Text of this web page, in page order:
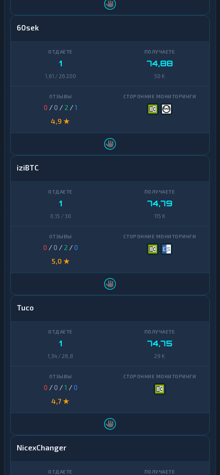
60sek
1
1,61 / 26 200
74,88
50 K
0 / 0 / 2 /1
4,9 ★
iziBTC
1
0,15 / 30
74,79
115 K
0 / 0 / 2 /0
5,0 ★
Tuco
1
1,34 / 26,8
74,75
29 K
0 / 0 /1 /0
4,7 ★
NicexChanger